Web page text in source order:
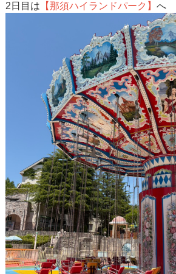
2日目は 【那須ハイランドパーク】 へ